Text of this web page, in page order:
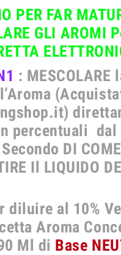
PER FAR
GLI AROMI
: MESCOLARE
percentuali dal
DI
Il LIQUIDO
diluire al 10%
Aroma
Ml di Base